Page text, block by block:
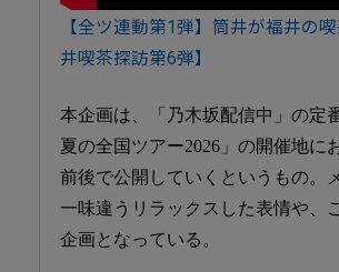
【全ツ連動第1弾】筒井が福井の
井喫茶探訪第6弾】
本企画は、「乃木坂配信中」の定
夏の全国ツアー2026」の開催地
前後で公開していくというもの。
一味違うリラックスした表情や、
企画となっている。